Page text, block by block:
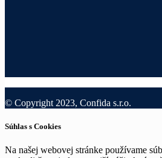
© Copyright 2023, Confida s.r.o.
Súhlas s Cookies
Na našej webovej stránke používame